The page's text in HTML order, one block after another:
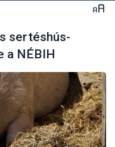
sertéshús-
a NÉBIH